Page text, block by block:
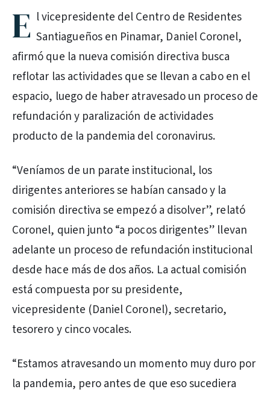
E l vicepresidente del Centro de Residentes
Santiagueños en Pinamar, Daniel Coronel,
afirmó que la nueva comisión directiva busca
reflotar las actividades que se llevan a cabo en el
espacio, luego de haber atravesado un proceso de
refundación y paralización de actividades
producto de la pandemia del coronavirus.
“Veníamos de un parate institucional, los
dirigentes anteriores se habían cansado y la
comisión directiva se empezó a disolver”, relató
Coronel, quien junto “a pocos dirigentes” llevan
adelante un proceso de refundación institucional
desde hace más de dos años. La actual comisión
está compuesta por su presidente,
vicepresidente (Daniel Coronel), secretario,
tesorero y cinco vocales.
“Estamos atravesando un momento muy duro por
la pandemia, pero antes de que eso sucediera